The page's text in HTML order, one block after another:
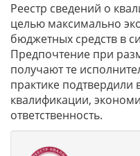
Реестр сведений о
целью максимально
бюджетных средств в
Предпочтение при
получают те
практике подтвердили
квалификации,
ответственность.